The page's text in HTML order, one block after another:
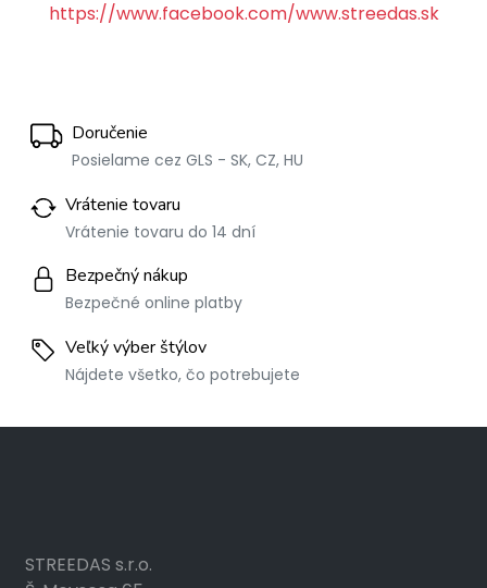
https://www.facebook.com/www.streedas.sk
Doručenie
Posielame cez GLS - SK, CZ, HU
Vrátenie tovaru
Vrátenie tovaru do 14 dní
Bezpečný nákup
Bezpečné online platby
Veľký výber štýlov
Nájdete všetko, čo potrebujete
STREEDAS s.r.o.